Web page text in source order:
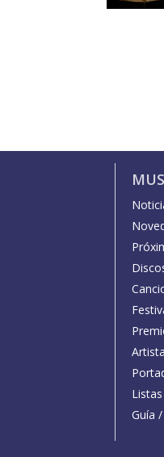
Listas
Guía